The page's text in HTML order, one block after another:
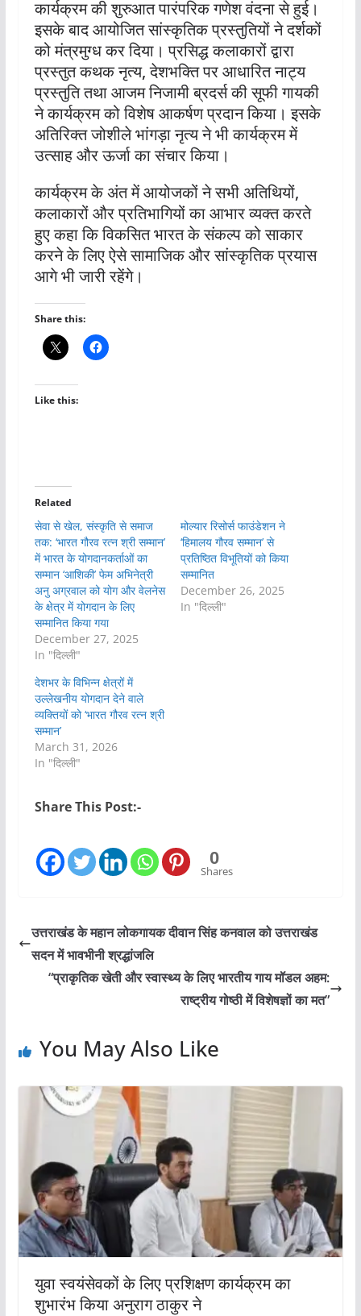
कार्यक्रम की शुरुआत पारंपरिक गणेश वंदना से हुई।
इसके बाद आयोजित सांस्कृतिक प्रस्तुतियों ने दर्शकों
को मंत्रमुग्ध कर दिया। प्रसिद्ध कलाकारों द्वारा
प्रस्तुत कथक नृत्य, देशभक्ति पर आधारित नाट्य
प्रस्तुति तथा आजम निजामी ब्रदर्स की सूफी गायकी
ने कार्यक्रम को विशेष आकर्षण प्रदान किया। इसके
अतिरिक्त जोशीले भांगड़ा नृत्य ने भी कार्यक्रम में
उत्साह और ऊर्जा का संचार किया।
कार्यक्रम के अंत में आयोजकों ने सभी अतिथियों,
कलाकारों और प्रतिभागियों का आभार व्यक्त करते
हुए कहा कि विकसित भारत के संकल्प को साकार
करने के लिए ऐसे सामाजिक और सांस्कृतिक प्रयास
आगे भी जारी रहेंगे।
Share this:
Like this:
Related
सेवा से खेल, संस्कृति से समाज
तक: ‘भारत गौरव रत्न श्री सम्मान’
में भारत के योगदानकर्ताओं का
सम्मान ‘आशिकी’ फेम अभिनेत्री
अनु अग्रवाल को योग और वेलनेस
के क्षेत्र में योगदान के लिए
सम्मानित किया गया
December 27, 2025
In "दिल्ली"
मोल्यार रिसोर्स फाउंडेशन ने
‘हिमालय गौरव सम्मान’ से
प्रतिष्ठित विभूतियों को किया
सम्मानित
December 26, 2025
In "दिल्ली"
देशभर के विभिन्न क्षेत्रों में
उल्लेखनीय योगदान देने वाले
व्यक्तियों को ‘भारत गौरव रत्न श्री
सम्मान’
March 31, 2026
In "दिल्ली"
Share This Post:-
0
Shares
उत्तराखंड के महान लोकगायक दीवान सिंह कनवाल को उत्तराखंड
सदन में भावभीनी श्रद्धांजलि
“प्राकृतिक खेती और स्वास्थ्य के लिए भारतीय गाय मॉडल अहम:
राष्ट्रीय गोष्ठी में विशेषज्ञों का मत”
You May Also Like
युवा स्वयंसेवकों के लिए प्रशिक्षण कार्यक्रम का
शुभारंभ किया अनुराग ठाकुर ने